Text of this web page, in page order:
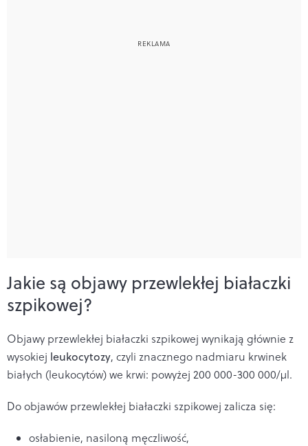
Jakie są objawy przewlekłej białaczki
szpikowej?
Objawy przewlekłej białaczki szpikowej wynikają głównie z
wysokiej leukocytozy, czyli znacznego nadmiaru krwinek
białych (leukocytów) we krwi: powyżej 200 000-300 000/µl.
Do objawów przewlekłej białaczki szpikowej zalicza się:
osłabienie, nasiloną męczliwość,